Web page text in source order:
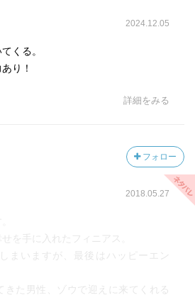
質と、声のコントロールは誰にも真
んがyoutubeで歌っていたのを見た
2024.12.05
くる。
り！
詳細をみる
フォロー
2018.05.27
を手に入れたフィニアス。
まいますが、最後はハッピーエン
きた男性、ゾウで迎えに来てくれる